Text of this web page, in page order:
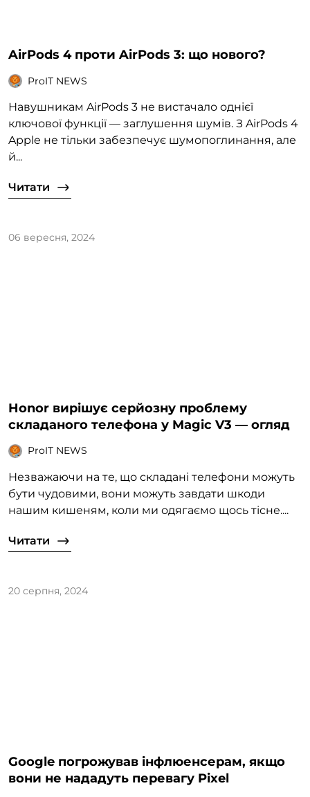
AirPods 4 проти AirPods 3: що нового?
ProIT NEWS
Навушникам AirPods 3 не вистачало однієї
ключової функції — заглушення шумів. З AirPods 4
Apple не тільки забезпечує шумопоглинання, але
й...
Читати
06 вересня, 2024
Honor вирішує серйозну проблему
складаного телефона у Magic V3 — огляд
ProIT NEWS
Незважаючи на те, що складані телефони можуть
бути чудовими, вони можуть завдати шкоди
нашим кишеням, коли ми одягаємо щось тісне....
Читати
20 серпня, 2024
Google погрожував інфлюенсерам, якщо
вони не нададуть перевагу Pixel